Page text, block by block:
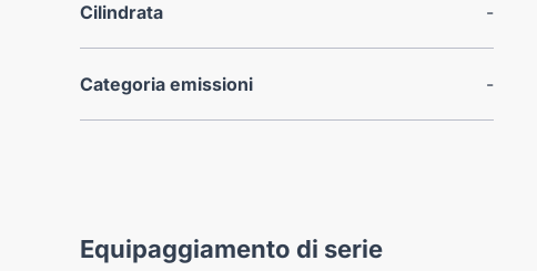
Cilindrata -
Categoria emissioni -
Equipaggiamento di serie